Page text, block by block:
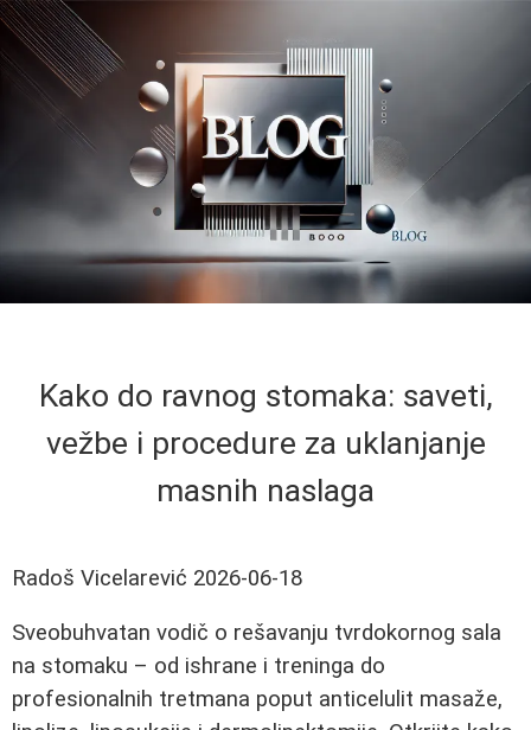
Kako do ravnog stomaka: saveti,
vežbe i procedure za uklanjanje
masnih naslaga
Radoš Vicelarević 2026-06-18
Sveobuhvatan vodič o rešavanju tvrdokornog sala
na stomaku – od ishrane i treninga do
profesionalnih tretmana poput anticelulit masaže,